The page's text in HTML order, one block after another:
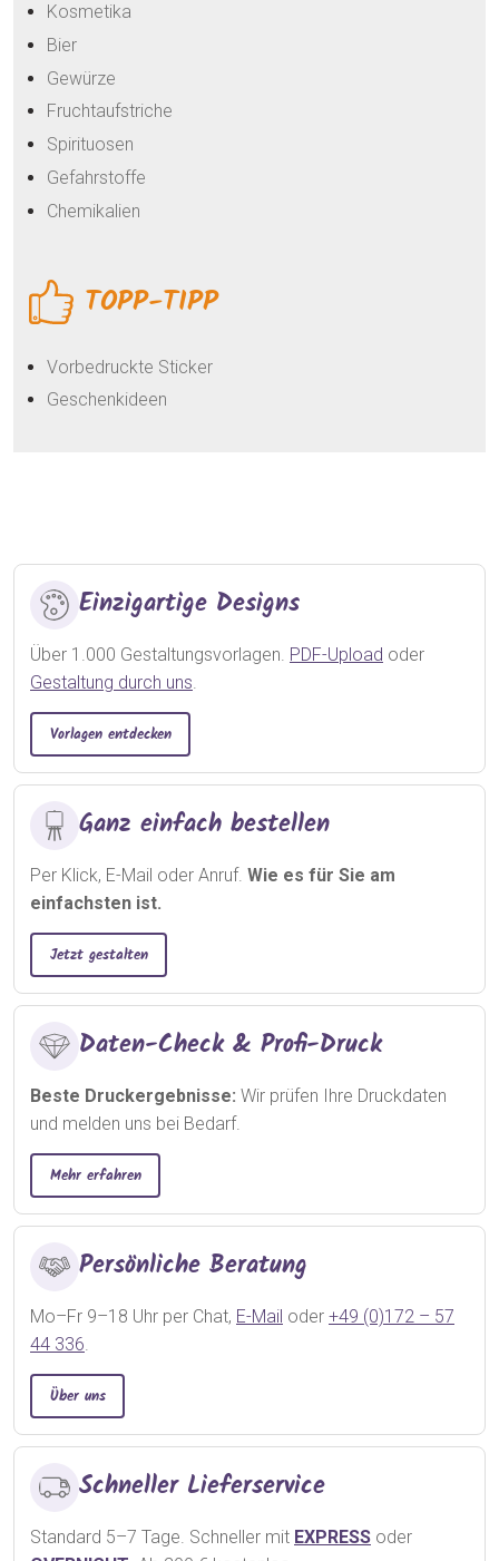
Kosmetika
Bier
Gewürze
Fruchtaufstriche
Spirituosen
Gefahrstoffe
Chemikalien
TOPP-TIPP
Vorbedruckte Sticker
Geschenkideen
Einzigartige Designs
Über 1.000 Gestaltungsvorlagen. PDF-Upload oder
Gestaltung durch uns.
Vorlagen entdecken
Ganz einfach bestellen
Per Klick, E-Mail oder Anruf. Wie es für Sie am
einfachsten ist.
Jetzt gestalten
Daten-Check & Profi-Druck
Beste Druckergebnisse: Wir prüfen Ihre Druckdaten
und melden uns bei Bedarf.
Mehr erfahren
Persönliche Beratung
Mo–Fr 9–18 Uhr per Chat, E-Mail oder +49 (0)172 – 57
44 336.
Über uns
Schneller Lieferservice
Standard 5–7 Tage. Schneller mit EXPRESS oder